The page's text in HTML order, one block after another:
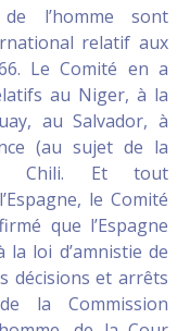
l’homme sont
relatif aux
Le Comité en a
au Niger, à la
au Salvador, à
(au sujet de la
Chili. Et tout
le Comité
que l’Espagne
loi d’amnistie de
décisions et arrêts
la Commission